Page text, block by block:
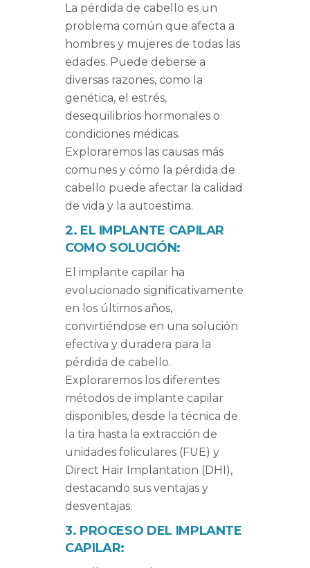
La pérdida de cabello es un
problema común que afecta a
hombres y mujeres de todas las
edades. Puede deberse a
diversas razones, como la
genética, el estrés,
desequilibrios hormonales o
condiciones médicas.
Exploraremos las causas más
comunes y cómo la pérdida de
cabello puede afectar la calidad
de vida y la autoestima.
2. EL IMPLANTE CAPILAR
COMO SOLUCIÓN:
El implante capilar ha
evolucionado significativamente
en los últimos años,
convirtiéndose en una solución
efectiva y duradera para la
pérdida de cabello.
Exploraremos los diferentes
métodos de implante capilar
disponibles, desde la técnica de
la tira hasta la extracción de
unidades foliculares (FUE) y
Direct Hair Implantation (DHI),
destacando sus ventajas y
desventajas.
3. PROCESO DEL IMPLANTE
CAPILAR: